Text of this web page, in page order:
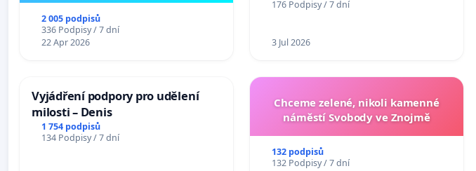
2 005 podpisů
336 Podpisy / 7 dní
22 Apr 2026
176 Podpisy / 7 dní
3 Jul 2026
Vyjádření podpory pro udělení
milosti – Denis
1 754 podpisů
134 Podpisy / 7 dní
Chceme zelené, nikoli kamenné
náměstí Svobody ve Znojmě
132 podpisů
132 Podpisy / 7 dní